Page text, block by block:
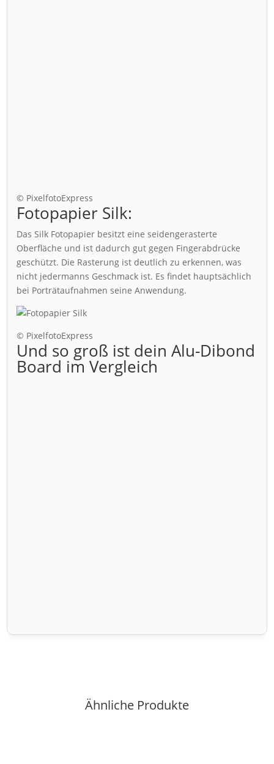
© PixelfotoExpress
Fotopapier Silk:
Das Silk Fotopapier besitzt eine seidengerasterte
Oberfläche und ist dadurch gut gegen Fingerabdrücke
geschützt. Die Rasterung ist deutlich zu erkennen, was
nicht jedermanns Geschmack ist. Es findet hauptsächlich
bei Porträtaufnahmen seine Anwendung.
© PixelfotoExpress
Und so groß ist dein Alu-Dibond
Board im Vergleich
Ähnliche Produkte